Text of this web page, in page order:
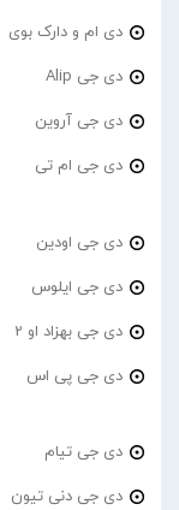
دی ام و دارک بوی
دی جی Alip
دی جی آروین
دی جی ام تی
دی جی اودین
دی جی ایلوس
دی جی بهزاد او 2
دی جی پی اس
دی جی تیام
دی جی دنی تیون